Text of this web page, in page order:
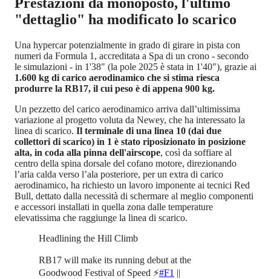
Prestazioni da monoposto, l'ultimo
"dettaglio" ha modificato lo scarico
Una hypercar potenzialmente in grado di girare in pista con
numeri da Formula 1, accreditata a Spa di un crono - secondo
le simulazioni - in 1'38" (la pole 2025 è stata in 1'40"), grazie ai
1.600 kg di carico aerodinamico che si stima riesca
produrre la RB17, il cui peso è di appena 900 kg.
Un pezzetto del carico aerodinamico arriva dall’ultimissima
variazione al progetto voluta da Newey, che ha interessato la
linea di scarico. Il terminale di una linea 10 (dai due
collettori di scarico) in 1 è stato riposizionato in posizione
alta, in coda alla pinna dell'airscope, così da soffiare al
centro della spina dorsale del cofano motore, direzionando
l’aria calda verso l’ala posteriore, per un extra di carico
aerodinamico, ha richiesto un lavoro imponente ai tecnici Red
Bull, dettato dalla necessità di schermare al meglio componenti
e accessori installati in quella zona dalle temperature
elevatissima che raggiunge la linea di scarico.
Headlining the Hill Climb
RB17 will make its running debut at the
Goodwood Festival of Speed ⚡️​#F1 ||